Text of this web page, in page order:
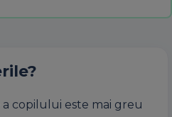
copilului este mai greu